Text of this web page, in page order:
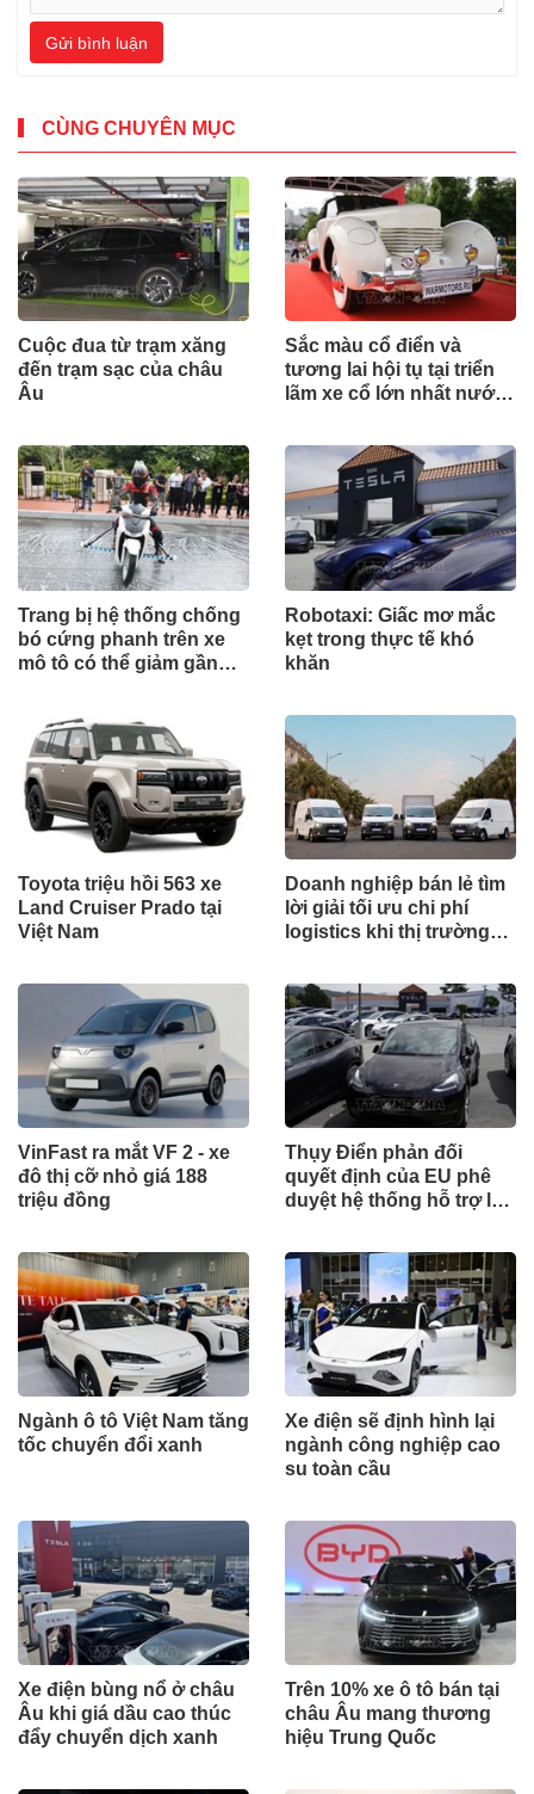
Gửi bình luận
CÙNG CHUYÊN MỤC
Cuộc đua từ trạm xăng
đến trạm sạc của châu
Âu
Sắc màu cổ điển và
tương lai hội tụ tại triển
lãm xe cổ lớn nhất nước
Trang bị hệ thống chống
bó cứng phanh trên xe
mô tô có thể giảm gần
Robotaxi: Giấc mơ mắc
kẹt trong thực tế khó
khăn
Toyota triệu hồi 563 xe
Land Cruiser Prado tại
Việt Nam
Doanh nghiệp bán lẻ tìm
lời giải tối ưu chi phí
logistics khi thị trường
VinFast ra mắt VF 2 - xe
đô thị cỡ nhỏ giá 188
triệu đồng
Thụy Điển phản đối
quyết định của EU phê
duyệt hệ thống hỗ trợ lái
Ngành ô tô Việt Nam tăng
tốc chuyển đổi xanh
Xe điện sẽ định hình lại
ngành công nghiệp cao
su toàn cầu
Xe điện bùng nổ ở châu
Âu khi giá dầu cao thúc
đẩy chuyển dịch xanh
Trên 10% xe ô tô bán tại
châu Âu mang thương
hiệu Trung Quốc